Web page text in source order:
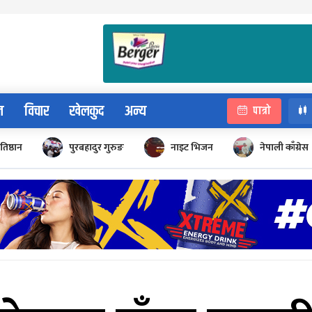
विचार खेलकुद अन्य पात्रो
पुरबहादुर गुरुङ नाइट भिजन नेपाली काँग्रेस